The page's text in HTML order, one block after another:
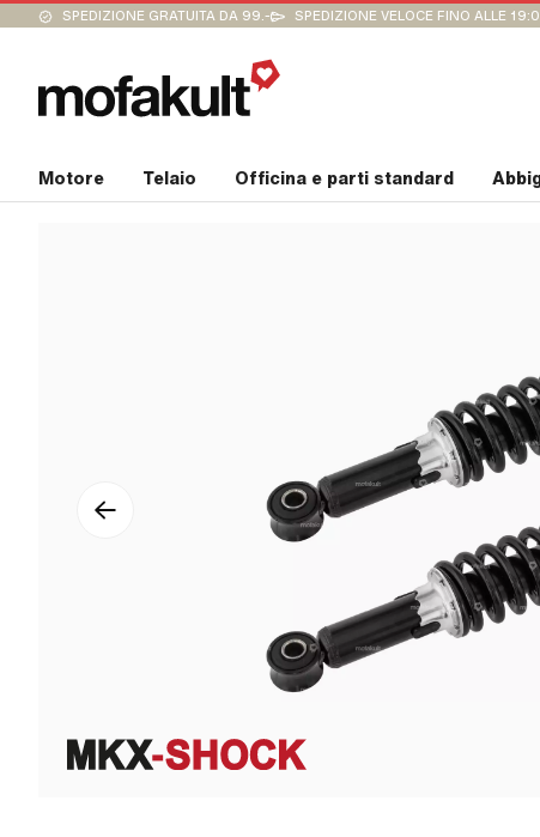
SPEDIZIONE GRATUITA DA 99.- SPEDIZIONE VELOCE FINO ALLE
Motore Telaio Officina e parti standard